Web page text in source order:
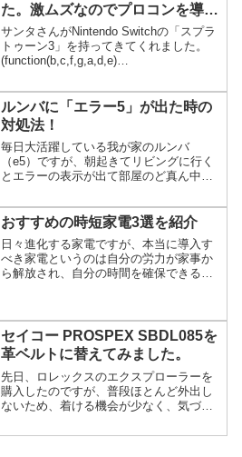
た。激ムズなのでプロコンを導
入。
サンタさんがNintendo Switchの「スプラ
トゥーン3」を持ってきてくれました。
(function(b,c,f,g,a,d,e)
n(){argument...
ルンバに「エラー5」が出た時の
対処法！
毎日大活躍している我が家のルンバ
（e5）ですが、朝起きてリビングに行く
とエラーの表示が出て部屋のど真ん中で
してみると、その場でクルクルと数秒回
った後「エラー5」のアナウンスが流れま
した。1年半ほど使ってき...
おすすめの時短家電3選を紹介
日々進化する家電ですが、本当に導入す
べき家電というのは自分の労力が家事か
ら解放され、自分の時間を確保できるよ
す。毎日忙しくて家事をする時間を確保
できていない方や、これか...
セイコー PROSPEX SBDL085を
革ベルトに替えてみました。
先日、ロレックスのエクスプローラーを
購入したのですが、普段ほとんど外出し
ないため、着ける機会が少なく、気づい
よね。そこで、「ちょっとスーパーへ」